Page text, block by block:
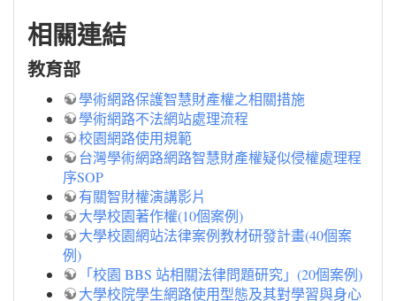
相關連結
教育部
學術網路保護智慧財產權之相關措施
學術網路不法網站處理流程
校園網路使用規範
台灣學術網路網路智慧財產權疑似侵權處理程
序SOP
有關智財權演講影片
大學校園著作權(10個案例)
大學校園網站法律案例教材研發計畫(40個案
例)
「校園 BBS 站相關法律問題研究」(20個案例)
大學校院學生網路使用型態及其對學習與身心